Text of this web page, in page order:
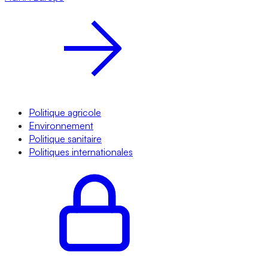
Politique agricole
Environnement
Politique sanitaire
Politiques internationales